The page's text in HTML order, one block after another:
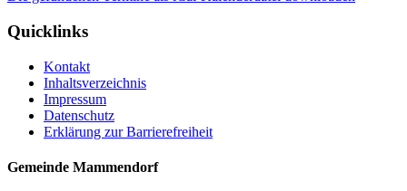
Quicklinks
Kontakt
Inhaltsverzeichnis
Impressum
Datenschutz
Erklärung zur Barrierefreiheit
Gemeinde Mammendorf